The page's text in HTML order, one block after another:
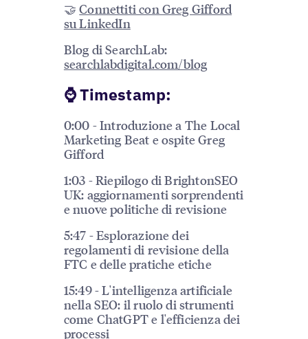
🤝Connettiti con Greg Gifford
su LinkedIn
Blog di SearchLab:
searchlabdigital.com/blog
⌚️ Timestamp:
0:00 - Introduzione a The Local
Marketing Beat e ospite Greg
Gifford
1:03 - Riepilogo di BrightonSEO
UK: aggiornamenti sorprendenti
e nuove politiche di revisione
5:47 - Esplorazione dei
regolamenti di revisione della
FTC e delle pratiche etiche
15:49 - L'intelligenza artificiale
nella SEO: il ruolo di strumenti
come ChatGPT e l'efficienza dei
processi